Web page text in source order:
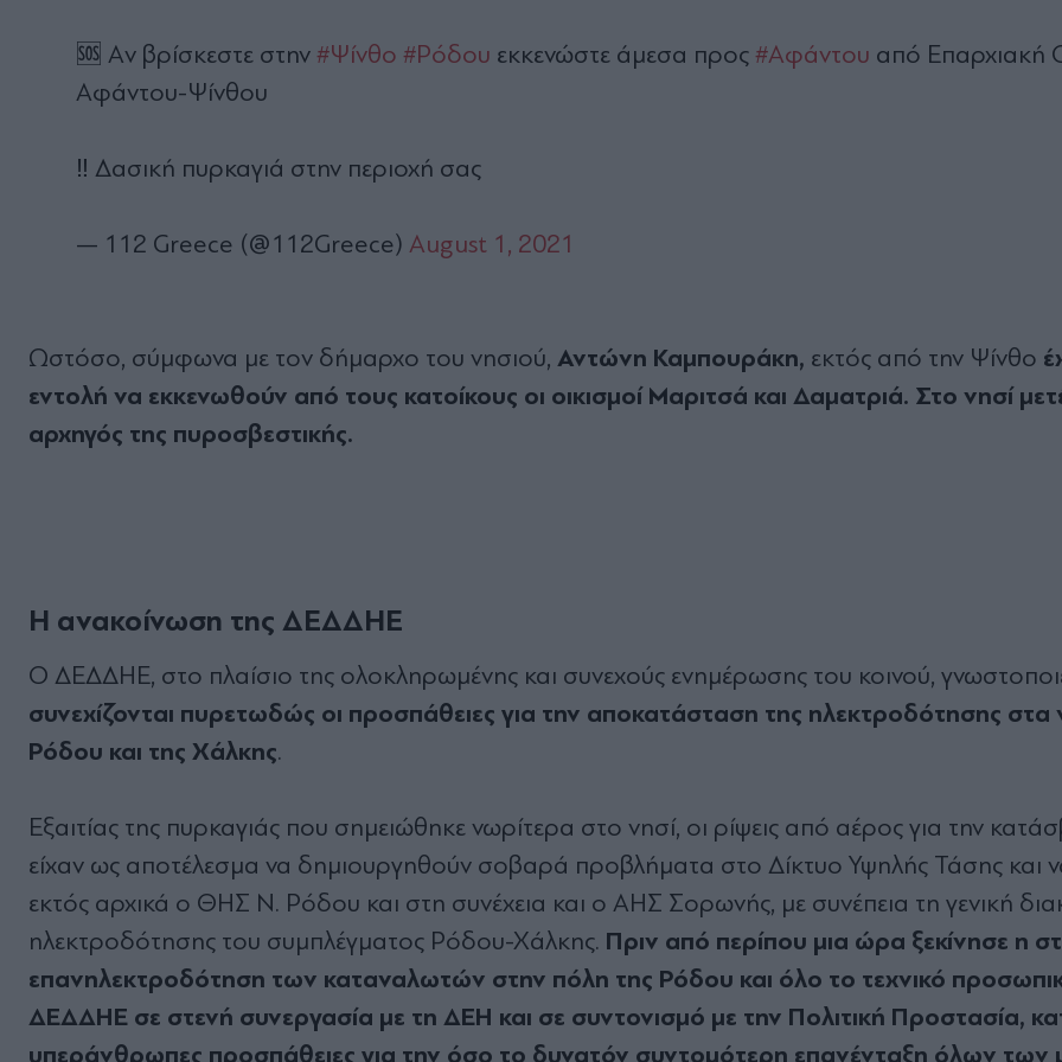
🆘 Aν βρίσκεστε στην #Ψίνθο #Ρόδου εκκενώστε άμεσα προς #Αφάντου από Επαρχιακή
Αφάντου-Ψίνθου
‼️ Δασική πυρκαγιά στην περιοχή σας
— 112 Greece (@112Greece) August 1, 2021
Ωστόσο, σύμφωνα με τον δήμαρχο του νησιού, Αντώνη Καμπουράκη, εκτός από την Ψίνθο
εντολή να εκκενωθούν από τους κατοίκους οι οικισμοί Μαριτσά και Δαματριά. Στο νησί
αρχηγός της πυροσβεστικής.
Η ανακοίνωση της ΔΕΔΔΗΕ
O ΔΕΔΔΗΕ, στο πλαίσιο της ολοκληρωμένης και συνεχούς ενημέρωσης του κοινού,
συνεχίζονται πυρετωδώς οι προσπάθειες για την αποκατάσταση της ηλεκτροδότησης στα
Ρόδου και της Χάλκης.
Εξαιτίας της πυρκαγιάς που σημειώθηκε νωρίτερα στο νησί, οι ρίψεις από αέρος για την
είχαν ως αποτέλεσμα να δημιουργηθούν σοβαρά προβλήματα στο Δίκτυο Υψηλής Τάσης και
εκτός αρχικά ο ΘΗΣ Ν. Ρόδου και στη συνέχεια και ο ΑΗΣ Σορωνής, με συνέπεια τη γενική
ηλεκτροδότησης του συμπλέγματος Ρόδου-Χάλκης. Πριν από περίπου μια ώρα ξεκίνησε η
επανηλεκτροδότηση των καταναλωτών στην πόλη της Ρόδου και όλο το τεχνικό
ΔΕΔΔΗΕ σε στενή συνεργασία με τη ΔΕΗ και σε συντονισμό με την Πολιτική Προστασία,
υπεράνθρωπες προσπάθειες για την όσο το δυνατόν συντομότερη επανένταξη όλων